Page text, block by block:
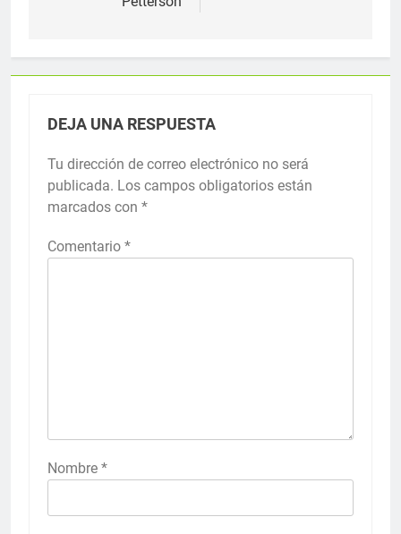
DEJA UNA RESPUESTA
Tu dirección de correo electrónico no será
publicada. Los campos obligatorios están
marcados con *
Comentario *
Nombre *